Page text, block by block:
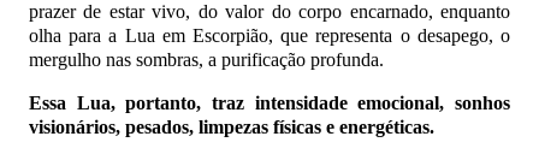
prazer de estar vivo, do valor do corpo encarnado, enquanto
olha para a Lua em Escorpião, que representa o desapego, o
mergulho nas sombras, a purificação profunda.
Essa Lua, portanto, traz intensidade emocional, sonhos
visionários, pesados, limpezas físicas e energéticas.